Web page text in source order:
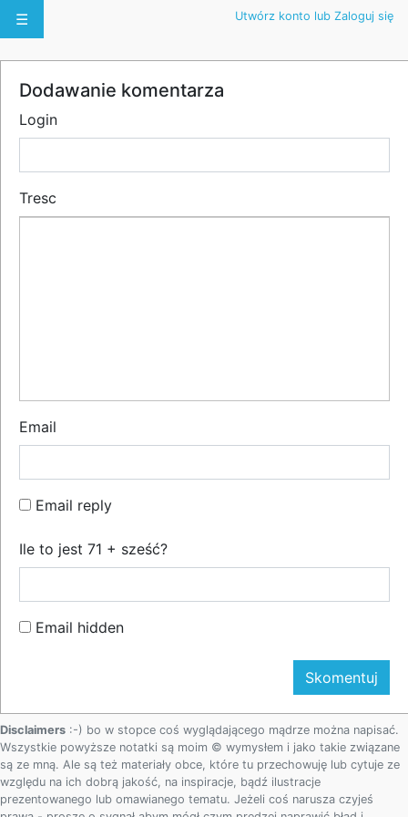
☰ Utwórz konto lub Zaloguj się
Dodawanie komentarza
Login
Tresc
Email
Email reply
Ile to jest 71 + sześć?
Email hidden
Disclaimers :-) bo w stopce coś wyglądającego mądrze można napisać.
Wszystkie powyższe notatki są moim © wymysłem i jako takie związane
są ze mną. Ale są też materiały obce, które tu przechowuję lub cytuje ze
względu na ich dobrą jakość, na inspiracje, bądź ilustracje
prezentowanego lub omawianego tematu. Jeżeli coś narusza czyjeś